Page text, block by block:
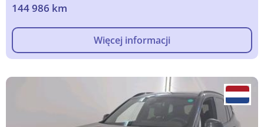
144 986 km
Więcej informacji